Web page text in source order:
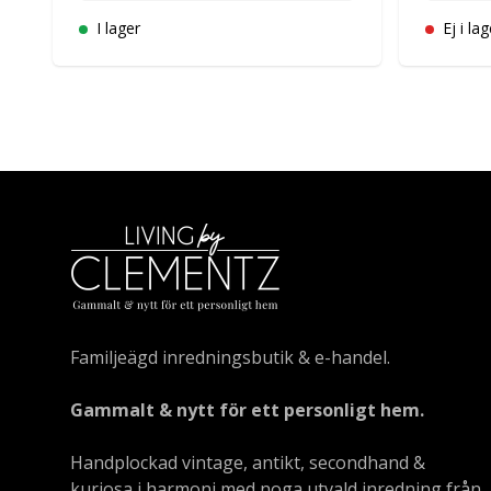
I lager Ej i
Familjeägd inredningsbutik & e-handel.
Gammalt & nytt för ett personligt hem.
Handplockad vintage, antikt, secondhand &